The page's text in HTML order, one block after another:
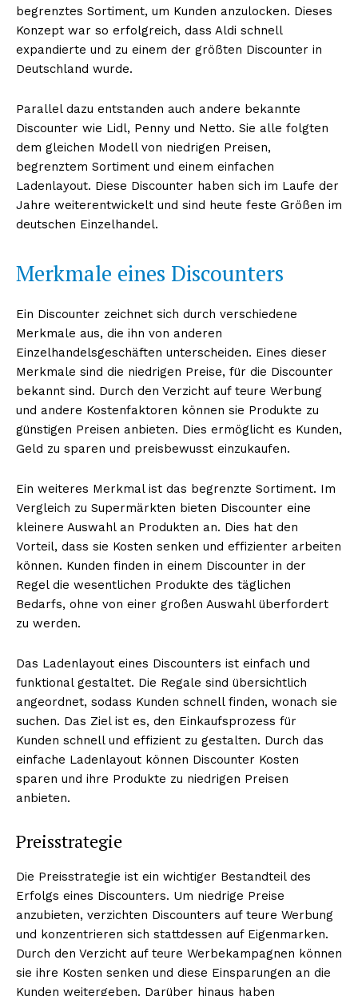
begrenztes Sortiment, um Kunden anzulocken. Dieses
Konzept war so erfolgreich, dass Aldi schnell
expandierte und zu einem der größten Discounter in
Deutschland wurde.
Parallel dazu entstanden auch andere bekannte
Discounter wie Lidl, Penny und Netto. Sie alle folgten
dem gleichen Modell von niedrigen Preisen,
begrenztem Sortiment und einem einfachen
Ladenlayout. Diese Discounter haben sich im Laufe der
Jahre weiterentwickelt und sind heute feste Größen im
deutschen Einzelhandel.
Merkmale eines Discounters
Ein Discounter zeichnet sich durch verschiedene
Merkmale aus, die ihn von anderen
Einzelhandelsgeschäften unterscheiden. Eines dieser
Merkmale sind die niedrigen Preise, für die Discounter
bekannt sind. Durch den Verzicht auf teure Werbung
und andere Kostenfaktoren können sie Produkte zu
günstigen Preisen anbieten. Dies ermöglicht es Kunden,
Geld zu sparen und preisbewusst einzukaufen.
Ein weiteres Merkmal ist das begrenzte Sortiment. Im
Vergleich zu Supermärkten bieten Discounter eine
kleinere Auswahl an Produkten an. Dies hat den
Vorteil, dass sie Kosten senken und effizienter arbeiten
können. Kunden finden in einem Discounter in der
Regel die wesentlichen Produkte des täglichen
Bedarfs, ohne von einer großen Auswahl überfordert
zu werden.
Das Ladenlayout eines Discounters ist einfach und
funktional gestaltet. Die Regale sind übersichtlich
angeordnet, sodass Kunden schnell finden, wonach sie
suchen. Das Ziel ist es, den Einkaufsprozess für
Kunden schnell und effizient zu gestalten. Durch das
einfache Ladenlayout können Discounter Kosten
sparen und ihre Produkte zu niedrigen Preisen
anbieten.
Preisstrategie
Die Preisstrategie ist ein wichtiger Bestandteil des
Erfolgs eines Discounters. Um niedrige Preise
anzubieten, verzichten Discounters auf teure Werbung
und konzentrieren sich stattdessen auf Eigenmarken.
Durch den Verzicht auf teure Werbekampagnen können
sie ihre Kosten senken und diese Einsparungen an die
Kunden weitergeben. Darüber hinaus haben